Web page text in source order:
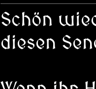
Schön
diesen